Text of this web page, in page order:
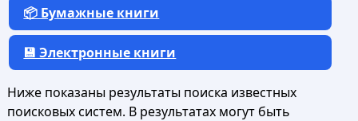
📦 Бумажные книги
💾 Электронные книги
Ниже показаны результаты поиска известных
поисковых систем. В результатах могут быть